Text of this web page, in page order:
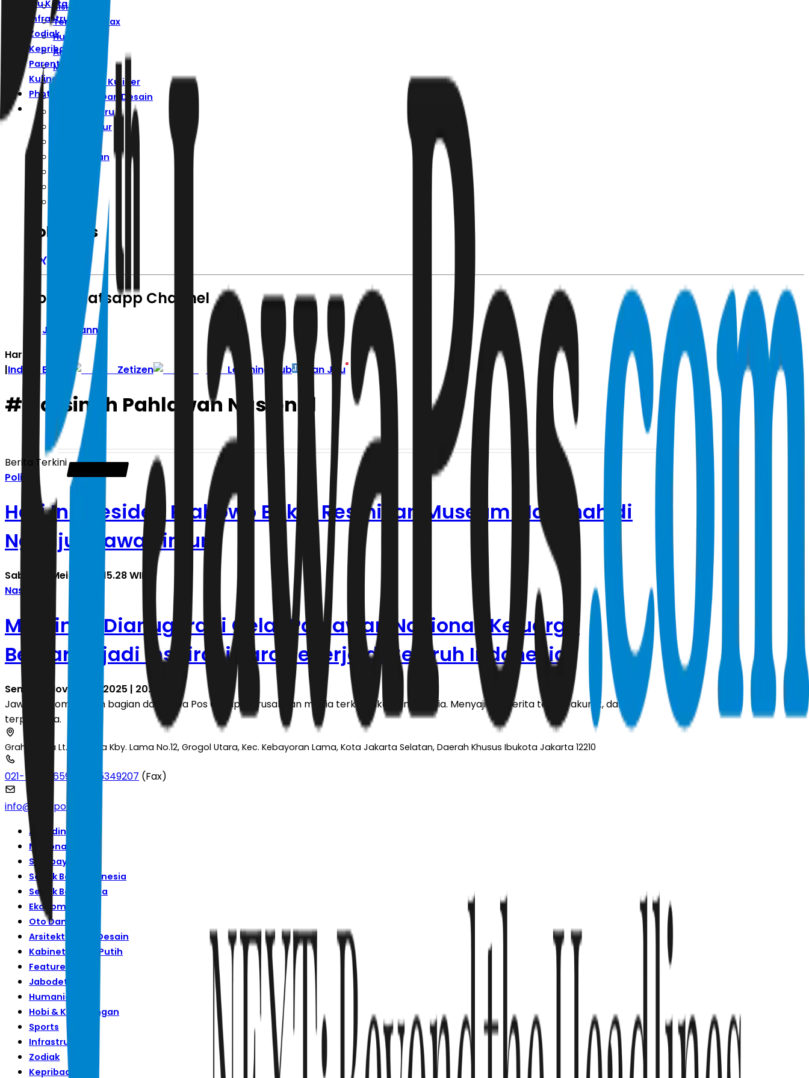
Ibu Kota Baru
Infrastruktur
Zodiak
Kepribadian
Parenting
Kuliner
Photo
Sisi Lain
Ternyata Hoax
Humaniora
Art Space
Minggu
Wisata Dan Kuliner
Arsitektur Dan Desain
Ibu Kota Baru
Infrastruktur
Kepribadian
Follow Us
Join Whatsapp Channel
Join Channel
Hari ini
|Indeks Berita Zetizen Learning Hub Iklan Jitu
# Marsinah Pahlawan Nasional
Berita Terkini
Politik
Hari Ini Presiden Prabowo Bakal Resmikan Museum Marsinah di
Nganjuk Jawa Timur
Sabtu, 16 Mei 2026 | 15.28 WIB
Nasional
Marsinah Dianugerahi Gelar Pahlawan Nasional, Keluarga
Berharap jadi Inspirasi Para Pekerja di Seluruh Indonesia
Senin, 10 November 2025 | 20.31 WIB
JawaPos.com adalah bagian dari Jawa Pos Group, perusahaan media terkemuka di Indonesia. Menyajikan berita terkini, akurat, dan
terpercaya.
Graha Pena Lt.2 Jl. Raya Kby. Lama No.12, Grogol Utara, Kec. Kebayoran Lama, Kota Jakarta Selatan, Daerah Khusus Ibukota Jakarta 12210
021-53699659 021-5349207 (Fax)
info@jawapos.com
Awarding
Nasional
Surabaya Raya
Sepak Bola Indonesia
Sepak Bola Dunia
Ekonomi
Oto Dan Tekno
Arsitektur Dan Desain
Kabinet Merah Putih
Features
Jabodetabek
Humaniora
Hobi & Kesenangan
Sports
Infrastruktur
Zodiak
Kepribadian